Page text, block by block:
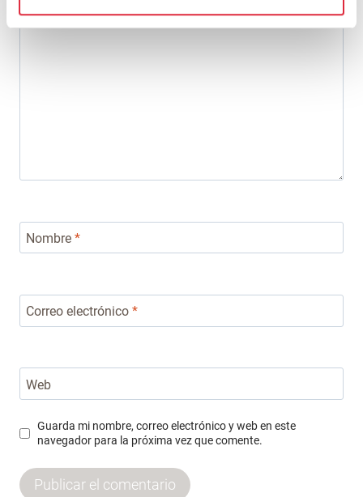
Nombre *
Correo electrónico *
Web
Guarda mi nombre, correo electrónico y web en este
navegador para la próxima vez que comente.